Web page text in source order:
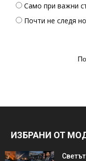
Само при важни
Почти не следя
ИЗБРАНИ ОТ